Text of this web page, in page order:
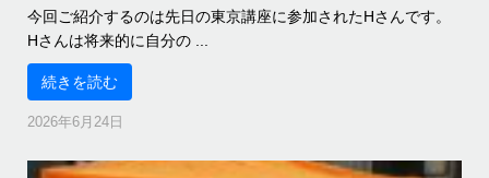
今回ご紹介するのは先日の東京講座に参加されたHさんです。
Hさんは将来的に自分の ...
続きを読む
2026年6月24日